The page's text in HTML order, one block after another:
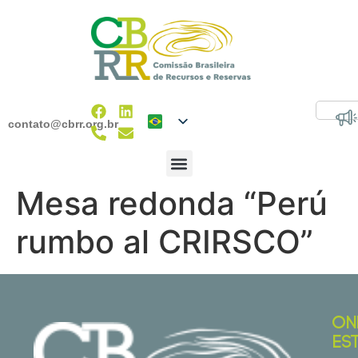
contato@cbrr.org.br
Mesa redonda “Perú
rumbo al CRIRSCO”